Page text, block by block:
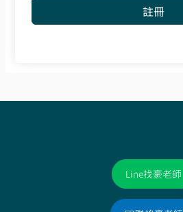
註冊
Line找豪老師